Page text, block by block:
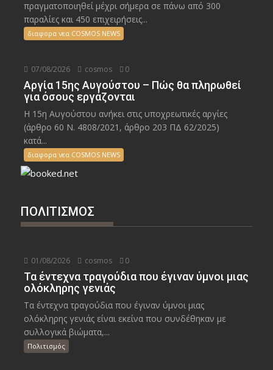
πραγματοποιηθεί μέχρι σήμερα σε πάνω από 300
παραλίες και 450 επιχειρήσεις...
διαφορα νεα COSMOS NEWS
07/08/2026 cosmos 0
Αργία 15ης Αυγούστου – Πώς θα πληρωθεί
για όσους εργάζονται
Η 15η Αυγούστου ανήκει στις υποχρεωτικές αργίες
(άρθρο 60 Ν. 4808/2021, άρθρο 203 ΠΔ 62/2025)
κατά...
διαφορα νεα COSMOS NEWS
ΠΟΛΙΤΙΣΜΟΣ
01/08/2026 cosmos 0
Τα έντεχνα τραγούδια που έγιναν ύμνοι μιας
ολόκληρης γενιάς
Τα έντεχνα τραγούδια που έγιναν ύμνοι μιας
ολόκληρης γενιάς είναι εκείνα που συνδέθηκαν με
συλλογικά βιώματα,...
Πολιτισμός